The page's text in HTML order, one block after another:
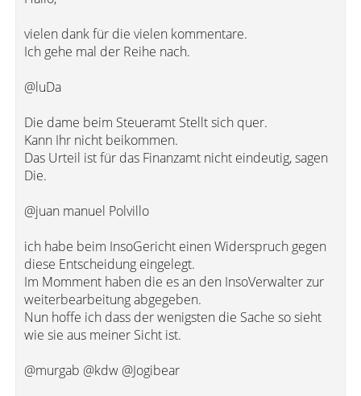
vielen dank für die vielen kommentare.
Ich gehe mal der Reihe nach.
@luDa
Die dame beim Steueramt Stellt sich quer.
Kann Ihr nicht beikommen.
Das Urteil ist für das Finanzamt nicht eindeutig, sagen
Die.
@juan manuel Polvillo
ich habe beim InsoGericht einen Widerspruch gegen
diese Entscheidung eingelegt.
Im Momment haben die es an den InsoVerwalter zur
weiterbearbeitung abgegeben.
Nun hoffe ich dass der wenigsten die Sache so sieht
wie sie aus meiner Sicht ist.
@murgab @kdw @Jogibear